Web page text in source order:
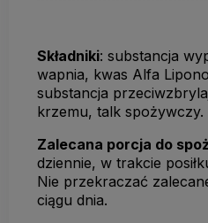
Składniki: substancja
wapnia, kwas Alfa
substancja
krzemu, talk spożywczy.
Zalecana porcja do
dziennie, w trakcie
Nie przekraczać
ciągu dnia.